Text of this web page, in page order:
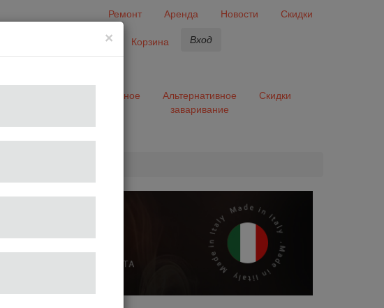
Ремонт Аренда Новости
Скидки
Избранное Корзина Вход
Разное
Альтернативное
заваривание
Скидки
×